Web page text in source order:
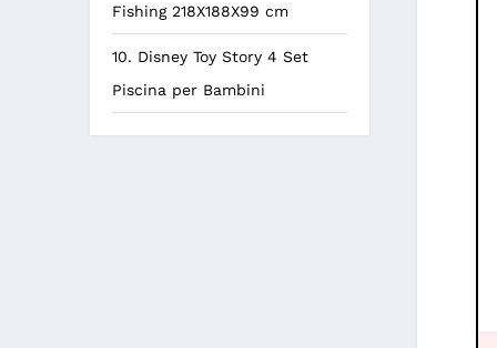
Fishing 218X188X99 cm
10. Disney Toy Story 4 Set
Piscina per Bambini